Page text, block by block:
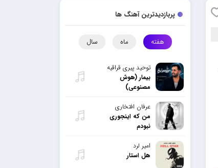
پربازدیدترین آهنگ ها
هفته ماه سال
توحید پیری قراقیه
بیمار (هوش
مصنوعی)
عرفان افتخاری
من که اینجوری
نبودم
امیر لرد
هل استار